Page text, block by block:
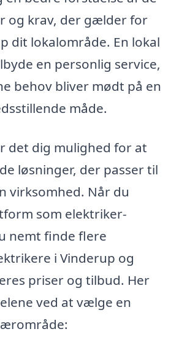
og krav, der gælder for
dit lokalområde. En lokal
en personlig service,
behov bliver mødt på en
måde.
det dig mulighed for at
løsninger, der passer til
virksomhed. Når du
som elektriker-
nemt finde flere
i Vinderup og
priser og tilbud. Her
ved at vælge en